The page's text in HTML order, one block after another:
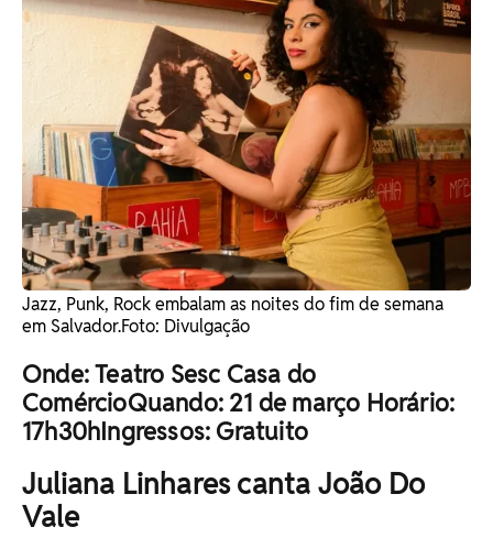
Jazz, Punk, Rock embalam as noites do fim de semana
em Salvador. ​Foto: Divulgação
Onde: Teatro Sesc Casa do
ComércioQuando: 21 de março Horário:
17h30hIngressos: Gratuito
Juliana Linhares canta João Do
Vale